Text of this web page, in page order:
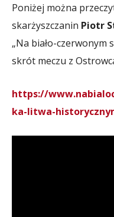
Poniżej można
skarżyszczanin Piotr
„Na biało-czerwonym
skrót meczu z
https://
ka-litwa-